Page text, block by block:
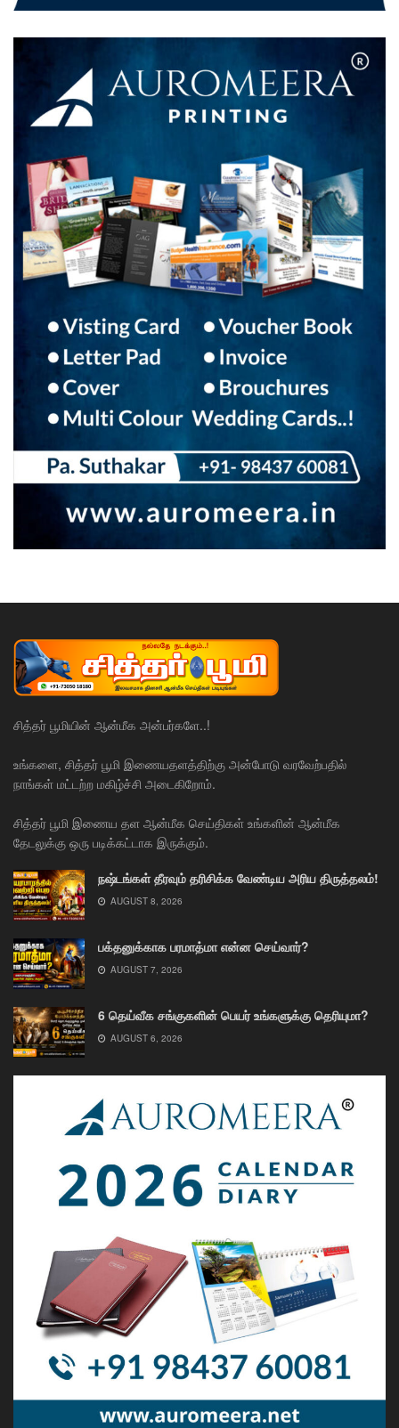
சித்தர் பூமியின் ஆன்மீக அன்பர்களே..!
உங்களை, சித்தர் பூமி இணையதளத்திற்கு அன்போடு வரவேற்பதில்
நாங்கள் மட்டற்ற மகிழ்ச்சி அடைகிறோம்.
சித்தர் பூமி இணைய தள ஆன்மீக செய்திகள் உங்களின் ஆன்மீக
தேடலுக்கு ஒரு படிக்கட்டாக இருக்கும்.
நஷ்டங்கள் தீரவும் தரிசிக்க வேண்டிய அரிய திருத்தலம்!
AUGUST 8, 2026
பக்தனுக்காக பரமாத்மா என்ன செய்வார்?
AUGUST 7, 2026
6 தெய்வீக சங்குகளின் பெயர் உங்களுக்கு தெரியுமா?
AUGUST 6, 2026